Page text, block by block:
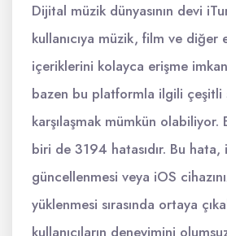
Dijital müzik dünyasının devi
kullanıcıya müzik, film ve diğer
içeriklerini kolayca erişme
bazen bu platformla ilgili çeşitli
karşılaşmak mümkün olabiliyor.
biri de 3194 hatasıdır. Bu hata,
güncellenmesi veya iOS
yüklenmesi sırasında ortaya
kullanıcıların deneyimini